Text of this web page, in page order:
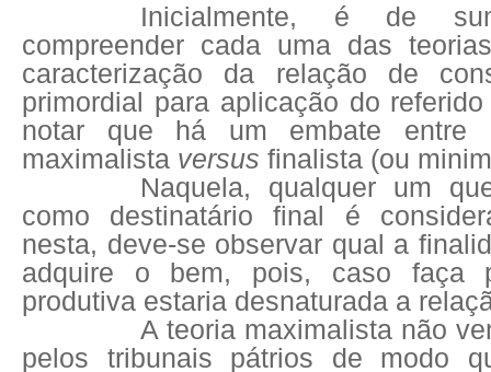
Inicialmente, é de
compreender cada uma das
caracterização da relação de
primordial para aplicação do
notar que há um embate entre
maximalista versus finalista (ou
Naquela, qualquer um
como destinatário final é
nesta, deve-se observar qual a
adquire o bem, pois, caso faça
produtiva estaria desnaturada a
A teoria maximalista não
pelos tribunais pátrios de modo